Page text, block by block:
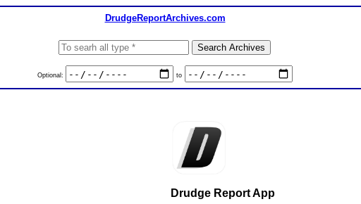
DrudgeReportArchives.com
Optional: to
Drudge Report App